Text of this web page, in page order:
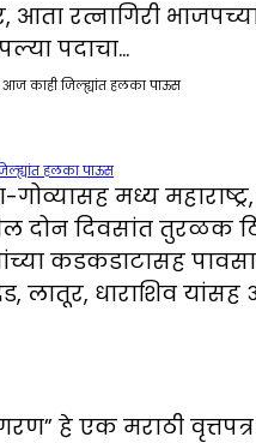
आता रत्नागिरी
पदाचा…
हलका पाऊस
मध्य
दोन दिवसांत तुरळक
कडकडाटासह
लातूर, धाराशिव यांसह
हे एक मराठी